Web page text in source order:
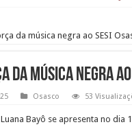
da música negra ao SESI
música negra ao
Osasco 53
Bayô se apresenta no dia